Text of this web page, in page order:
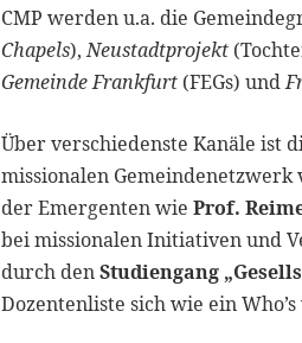
CMP werden u.a. die
Chapels),Neustadtprojekt
Gemeinde Frankfurt (FEGs) und
Über verschiedenste Kanäle ist
missionalen
der Emergenten wieProf.
bei missionalen Initiativen und
durch denStudiengang
Dozentenliste sich wie ein